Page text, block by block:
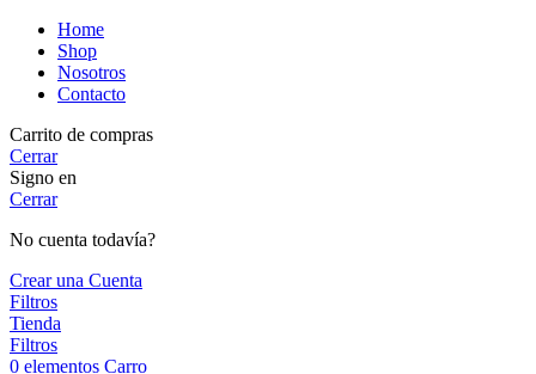
Home
Shop
Nosotros
Contacto
Carrito de compras
Cerrar
Signo en
Cerrar
No cuenta todavía?
Crear una Cuenta
Filtros
Tienda
Filtros
0 elementos Carro